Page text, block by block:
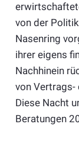
von der
Nasenring
ihrer eigens
Nachhinein
von Vertrags-
Diese Nacht
Beratungen